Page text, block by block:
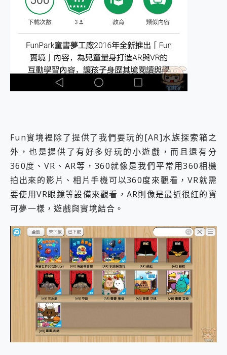
Fun實境裡除了提供了我們要玩的[AR]水族探索箱之
外，也是提供了有好多好玩的小遊戲，而且還有分
360度、VR、AR等，360就像是我們平常用360相機
拍出來的影片、相片手機可以360度來觀看，VR就需
要使用VR眼鏡等設備來觀看，AR則像是最近很紅的寶
可夢一樣，遊戲與實境結合。